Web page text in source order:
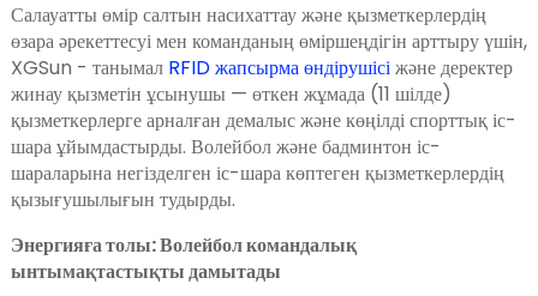
Салауатты өмір салтын насихаттау және қызметкерлердің
өзара әрекеттесуі мен команданың өміршеңдігін арттыру үшін,
XGSun - танымал RFID жапсырма өндірушісіжәне деректер
жинау қызметін ұсынушы — өткен жұмада (11 шілде)
қызметкерлерге арналған демалыс және көңілді спорттық іс-
шара ұйымдастырды. Волейбол және бадминтон іс-
шараларына негізделген іс-шара көптеген қызметкерлердің
қызығушылығын тудырды.
Энергияға толы: Волейбол командалық
ынтымақтастықты дамытады